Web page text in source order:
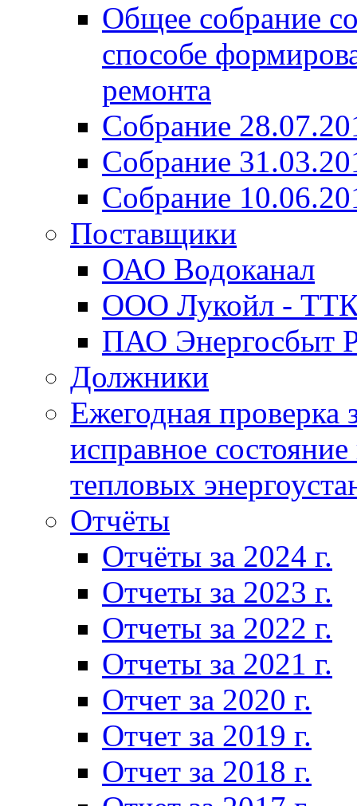
Общее собрание
способе
ремонта
Собрание
Собрание
Собрание
Поставщики
ОАО Водоканал
ООО Лукойл -
ПАО Энергосбыт
Должники
Ежегодная проверка
исправное
тепловых
Отчёты
Отчёты за 2024 г.
Отчеты за 2023 г.
Отчеты за 2022 г.
Отчеты за 2021 г.
Отчет за 2020 г.
Отчет за 2019 г.
Отчет за 2018 г.